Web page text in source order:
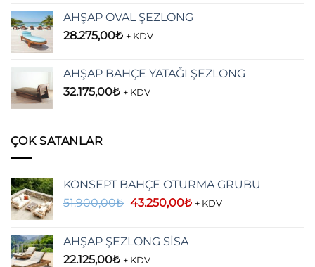
AHŞAP OVAL ŞEZLONG
28.275,00₺ + KDV
AHŞAP BAHÇE YATAĞI ŞEZLONG
32.175,00₺ + KDV
ÇOK SATANLAR
KONSEPT BAHÇE OTURMA GRUBU
51.900,00₺ Orijinal
43.250,00₺Şu
+ KDV
AHŞAP ŞEZLONG SİSA
22.125,00₺ + KDV